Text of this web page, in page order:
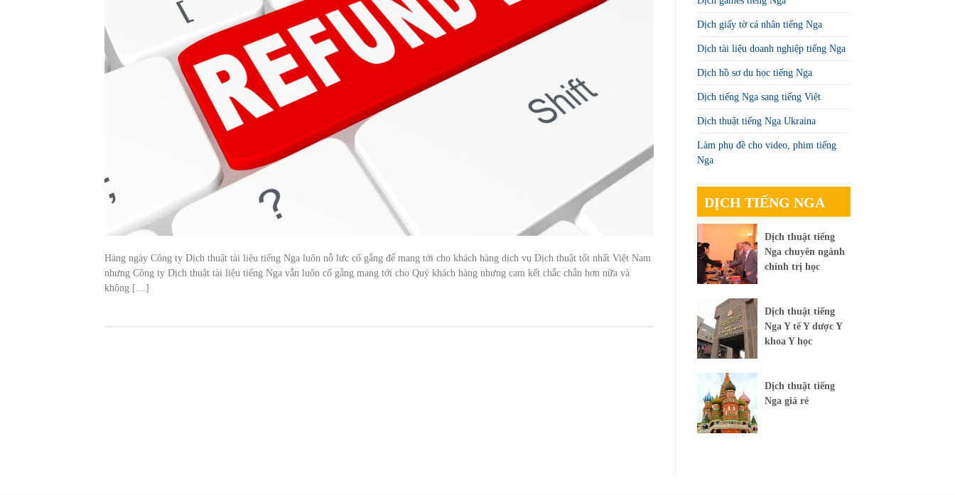
Hàng ngày Công ty Dịch thuật tài liệu tiếng Nga luôn nỗ lưc cố gắng để mang tới cho khách hàng dịch vụ Dịch thuật tốt nhất Việt Nam
nhưng Công ty Dịch thuật tài liệu tiếng Nga vẫn luôn cố gắng mang tới cho Quý khách hàng nhưng cam kết chắc chắn hơn nữa và
không […]
Dịch giấy tờ cá nhân tiếng Nga
Dịch tài liệu doanh nghiệp tiếng Nga
Dịch hồ sơ du học tiếng Nga
Dịch tiếng Nga sang tiếng Việt
Dịch thuật tiếng Nga Ukraina
Làm phụ đề cho video, phim tiếng
Nga
DỊCH TIẾNG NGA
Dịch thuật tiếng
Nga chuyên ngành
chính trị học
Dịch thuật tiếng
Nga Y tế Y dược Y
khoa Y học
Dịch thuật tiếng
Nga giá rẻ